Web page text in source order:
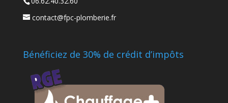
contact@fpc-plomberie.fr
Bénéficiez de 30% de crédit d’impôts